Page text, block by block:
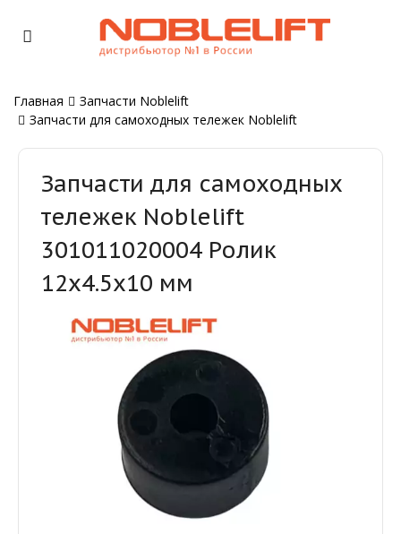
Главная
Запчасти Noblelift
Запчасти для самоходных тележек Noblelift
Запчасти для самоходных
тележек Noblelift
301011020004 Ролик
12х4.5х10 мм